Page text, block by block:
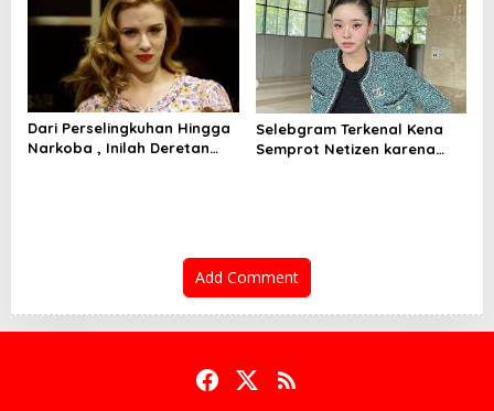
Dari Perselingkuhan Hingga
Narkoba , Inilah Deretan
Selebgram Terkenal Kena
Semprot Netizen karena
Add Comment